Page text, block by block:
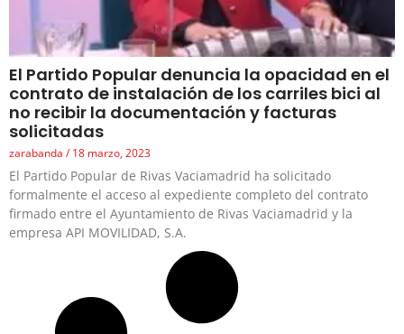
El Partido Popular denuncia la opacidad en el
contrato de instalación de los carriles bici al
no recibir la documentación y facturas
solicitadas
zarabanda 18 marzo, 2023
El Partido Popular de Rivas Vaciamadrid ha solicitado
formalmente el acceso al expediente completo del contrato
firmado entre el Ayuntamiento de Rivas Vaciamadrid y la
empresa API MOVILIDAD, S.A.